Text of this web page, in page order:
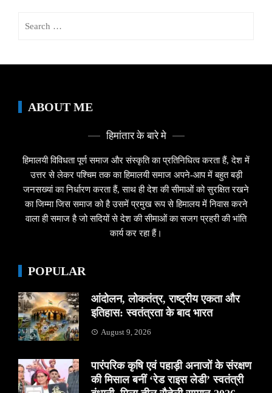
ABOUT ME
हिमांतार के बारे मे
हिमालयी विविधता पूर्ण समाज और संस्कृति का प्रतिनिधित्व करता हैं, देश में
उत्तर से लेकर पश्चिम तक का हिमालयी समाज अपने-आप में बहुत बड़ी
जनसख्यां का निर्धारण करता हैं, साथ ही देश की सीमाओं को सुरक्षित रखने
का जिम्मा जिस समाज को है उसमें प्रमुख रूप से हिमालय में निवास करने
वाला ही समाज है जो सदियों से देश की सीमाओं का सजग प्रहरी की भांति
कार्य कर रहा हैं।
POPULAR
आंदोलन, लोकतंत्र, राष्ट्रीय एकता और
इतिहास: स्वतंत्रता के बाद भारत
August 9, 2026
पारंपरिक कृषि एवं पहाड़ी अनाजों के संरक्षण
की मिसाल बनीं ‘रेड राइस लेडी’ स्वतंत्री